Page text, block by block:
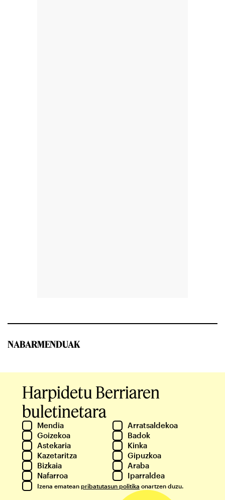
NABARMENDUAK
Harpidetu Berriaren
buletinetara
Mendia
Arratsaldekoa
Goizekoa
Badok
Astekaria
Kinka
Kazetaritza
Gipuzkoa
Bizkaia
Araba
Nafarroa
Iparraldea
Izena ematean pribatutasun politika onartzen duzu.